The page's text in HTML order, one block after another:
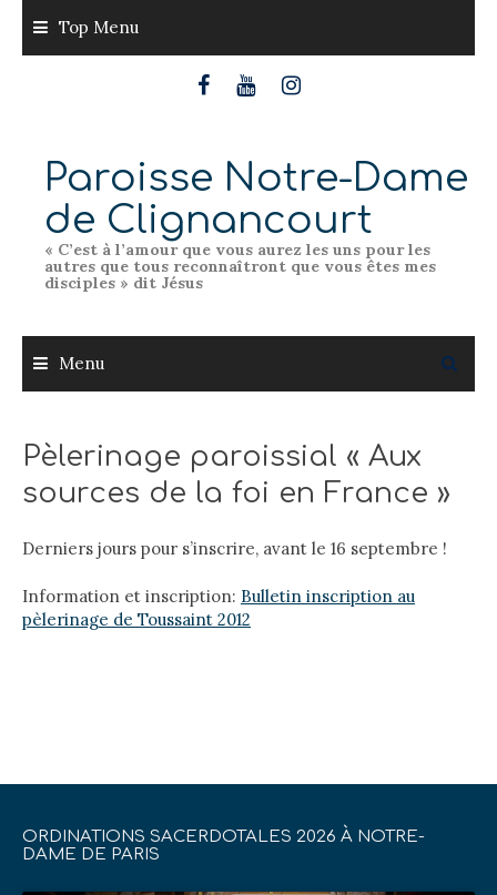
content
Top Menu
Paroisse Notre-Dame
de Clignancourt
« C’est à l’amour que vous aurez les uns pour les
autres que tous reconnaîtront que vous êtes mes
disciples » dit Jésus
Menu
Pèlerinage paroissial « Aux
sources de la foi en France »
Derniers jours pour s’inscrire, avant le 16 septembre !
Information et inscription: Bulletin inscription au
pèlerinage de Toussaint 2012
ORDINATIONS SACERDOTALES 2026 À NOTRE-
DAME DE PARIS